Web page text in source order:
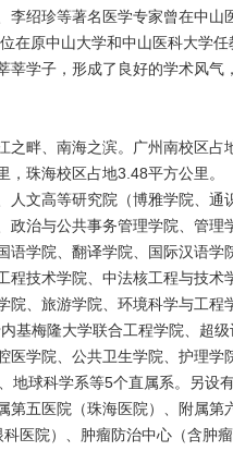
李绍珍等著名医学专家曾在中山
在原中山大学和中山医科大学任
莘学子，形成了良好的学术风气
之畔、南海之滨。广州南校区占
珠海校区占地3.48平方公里。
文高等研究院（博雅学院、通
政治与公共事务管理学院、管理
语学院、翻译学院、国际汉语学
程技术学院、中法核工程与技术
院、旅游学院、环境科学与工程
基梅隆大学联合工程学院、超
医学院、公共卫生学院、护理学
地球科学系等5个直属系。另设
第五医院（珠海医院）、附属第
医院）、肿瘤防治中心（含肿